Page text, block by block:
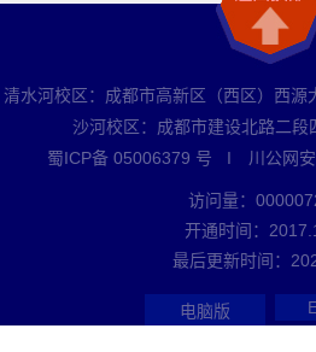
清水河校区：成都市高新区（西区）西
沙河校区：成都市建设北路二
蜀ICP备 05006379 号 I 川公网安
访问量：
开通时间： 2017
最后更新时间：
电脑版